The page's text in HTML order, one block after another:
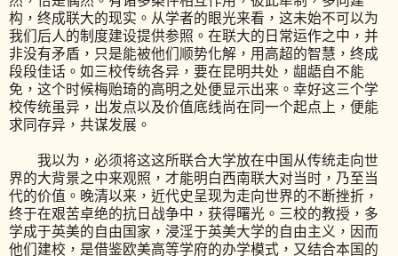
构，终成联大的现实。从学者的眼光来看，这未始不可以为
我们后人的制度建设提供参照。在联大的日常运作之中，并
非没有矛盾，只是能被他们顺势化解，用高超的智慧，终成
段段佳话。如三校传统各异，要在昆明共处，龃龉自不能
免，这个时候梅贻琦的高明之处便显示出来。幸好这三个学
校传统虽异，出发点以及价值底线尚在同一个起点上，便能
求同存异，共谋发展。
我以为，必须将这这所联合大学放在中国从传统走向世
界的大背景之中来观照，才能明白西南联大对当时，乃至当
代的价值。晚清以来，近代史呈现为走向世界的不断挫折，
终于在艰苦卓绝的抗日战争中，获得曙光。三校的教授，多
学成于英美的自由国家，浸淫于英美大学的自由主义，因而
他们建校，是借鉴欧美高等学府的办学模式，又结合本国的